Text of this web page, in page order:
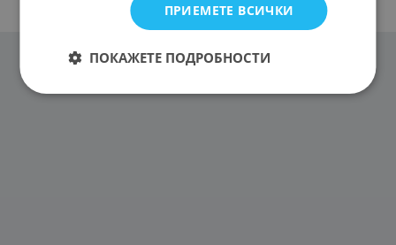
ПРИЕМЕТЕ ВСИЧКИ
ПОКАЖЕТЕ ПОДРОБНОСТИ